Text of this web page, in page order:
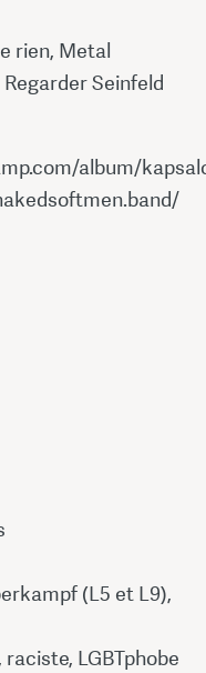
rien, Metal
Seinfeld
album/
(L5 et L9),
LGBTphobe